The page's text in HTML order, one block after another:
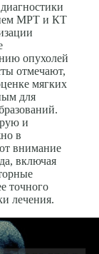
МРТ и КТ
опухолей
отмечают,
мягких
для
и
в
внимание
включая
точного
лечения.